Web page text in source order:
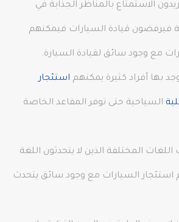
الاستمتاع بالمناظر الجذابة في
فيرفضون قيادة السيارات فيمكنهم
مع وجود سائق لقيادة السيارة.
بها أفراد كثيرة يمكنهم استئجار
السياحية حتى توفر المقاعد الخاصة
المختلفة الذين لا يتحدثون اللغة
استئجار السيارات مع وجود سائق يتحدث